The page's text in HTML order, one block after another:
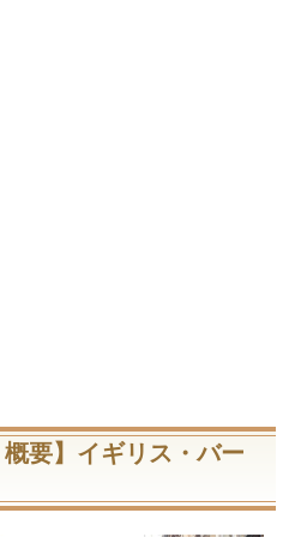
概要】イギリス・バー